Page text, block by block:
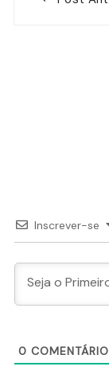
Inscrever-se
0